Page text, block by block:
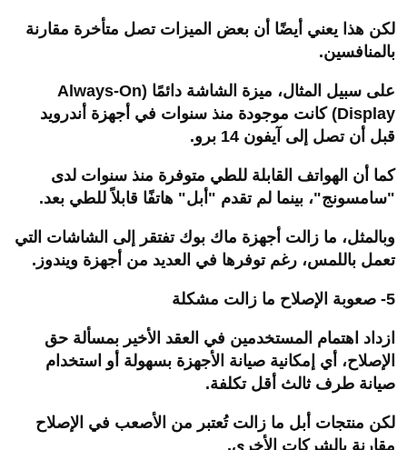
لكن هذا يعني أيضًا أن بعض الميزات تصل متأخرة مقارنة
بالمنافسين.
على سبيل المثال، ميزة الشاشة دائمًا (Always-On
Display) كانت موجودة منذ سنوات في أجهزة أندرويد
قبل أن تصل إلى آيفون 14 برو.
كما أن الهواتف القابلة للطي متوفرة منذ سنوات لدى
"سامسونج"، بينما لم تقدم "أبل" هاتفًا قابلاً للطي بعد.
وبالمثل، ما زالت أجهزة ماك بوك تفتقر إلى الشاشات التي
تعمل باللمس، رغم توفرها في العديد من أجهزة ويندوز.
5- صعوبة الإصلاح ما زالت مشكلة
ازداد اهتمام المستخدمين في العقد الأخير بمسألة حق
الإصلاح، أي إمكانية صيانة الأجهزة بسهولة أو استخدام
صيانة طرف ثالث أقل تكلفة.
لكن منتجات أبل ما زالت تُعتبر من الأصعب في الإصلاح
مقارنة بالشركات الأخرى.